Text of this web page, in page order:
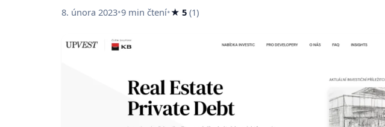
8. února 2023•9 min čtení•★ 5 (1)